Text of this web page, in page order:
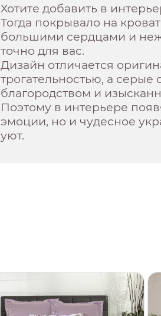
Хотите добавить в
Тогда покрывало на
большими сердцами и
точно для вас.
Дизайн отличается
трогательностью, а серые
благородством и
Поэтому в интерьере
эмоции, но и чудесное
уют.